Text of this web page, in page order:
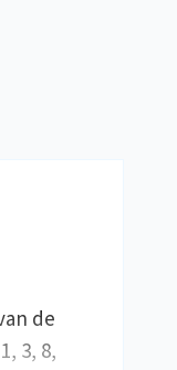
de
3, 8,